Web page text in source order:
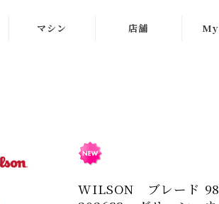
マシン
修理メンテナンス
店舗
WILSON ブレード